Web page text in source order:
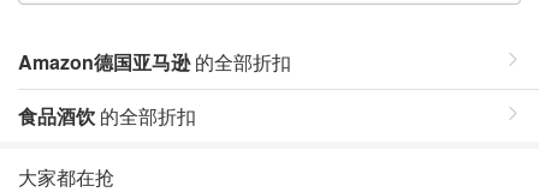
Amazon德国亚马逊的全部折扣
食品酒饮 的全部折扣
大家都在抢